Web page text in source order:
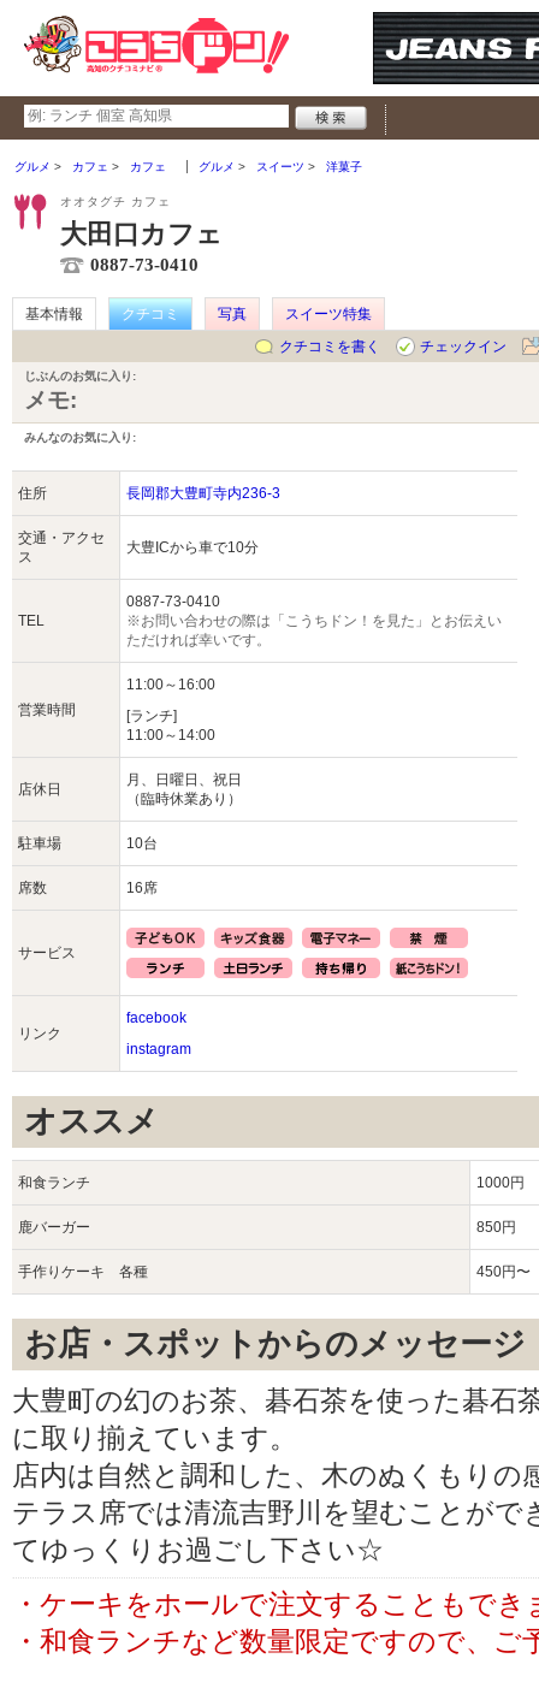
グルメ カフェ カフェ グルメ スイーツ 洋菓子
オオタグチ カフェ
大田口カフェ
0887-73-0410
基本情報 クチコミ 写真
スイーツ特集
クチコミを書く
チェックイン
じぶんのお気に入り:
メモ:
みんなのお気に入り:
住所 長岡郡大豊町寺内236-3
交通・アクセ
ス
大豊ICから車で10分
TEL
0887-73-0410
※お問い合わせの際は「こうちドン！を見た」とお伝えい
ただければ幸いです。
営業時間
11:00～16:00
[ランチ]
11:00～14:00
店休日
月、日曜日、祝日
（臨時休業あり）
駐車場 10台
席数 16席
サービス
リンク
facebook
instagram
オススメ
和食ランチ 1000円
鹿バーガー 850円
手作りケーキ 各種 450円〜
お店・スポットからのメッセージ
大豊町の幻のお茶、碁石茶を使った碁石
に取り揃えています。
店内は自然と調和した、木のぬくもりの
テラス席では清流吉野川を望むことが
てゆっくりお過ごし下さい☆
・ケーキをホールで注文することもでき
・和食ランチなど数量限定ですので、